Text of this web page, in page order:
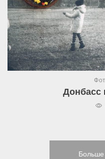
Донбасс
Больше